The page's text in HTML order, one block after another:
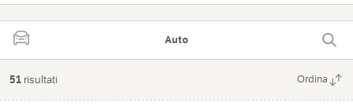
Auto
51 risultati Ordina